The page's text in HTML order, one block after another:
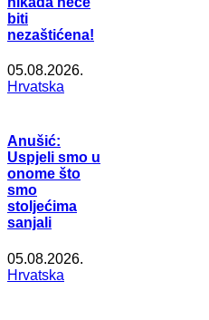
biti
nezaštićena!
05.08.2026.
Hrvatska
Anušić:
Uspjeli smo u
onome što
smo
stoljećima
sanjali
05.08.2026.
Hrvatska